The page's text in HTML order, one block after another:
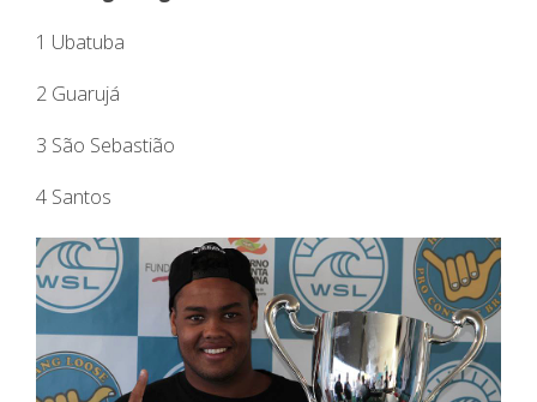
1 Ubatuba
2 Guarujá
3 São Sebastião
4 Santos